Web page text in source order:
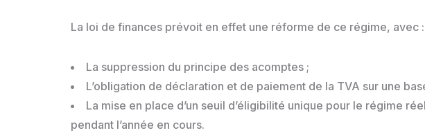
La loi de finances prévoit en effet une réforme de ce régime, avec :
La suppression du principe des acomptes ;
L’obligation de déclaration et de paiement de la TVA sur une
La mise en place d’un seuil d’éligibilité unique pour le régime
pendant l’année en cours.